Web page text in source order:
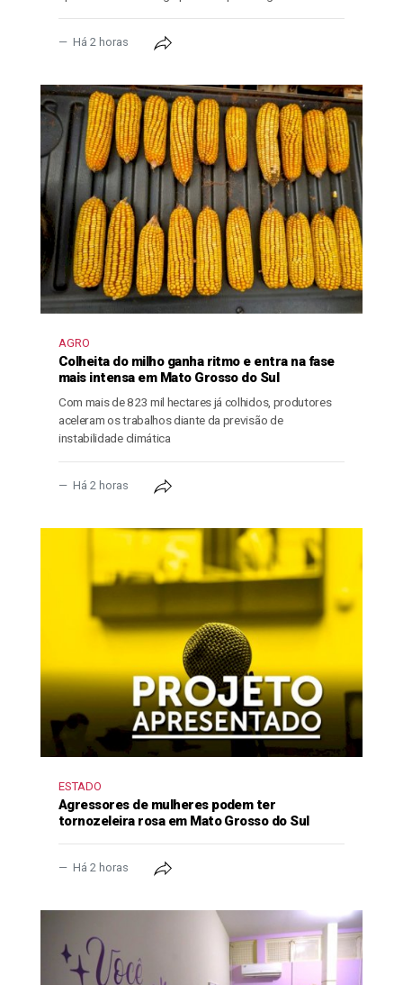
Há 2 horas
AGRO
Colheita do milho ganha ritmo e entra na fase
mais intensa em Mato Grosso do Sul
Com mais de 823 mil hectares já colhidos, produtores
aceleram os trabalhos diante da previsão de
instabilidade climática
Há 2 horas
ESTADO
Agressores de mulheres podem ter
tornozeleira rosa em Mato Grosso do Sul
Há 2 horas